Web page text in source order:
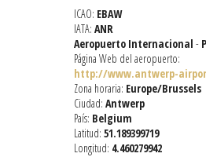
ICAO: EBAW
IATA: ANR
Aeropuerto Internacional -
Página Web del aeropuerto:
http://www.antwerp-
Zona horaria: Europe/Brussels
Ciudad: Antwerp
País: Belgium
Latitud: 51.189399719
Longitud: 4.460279942